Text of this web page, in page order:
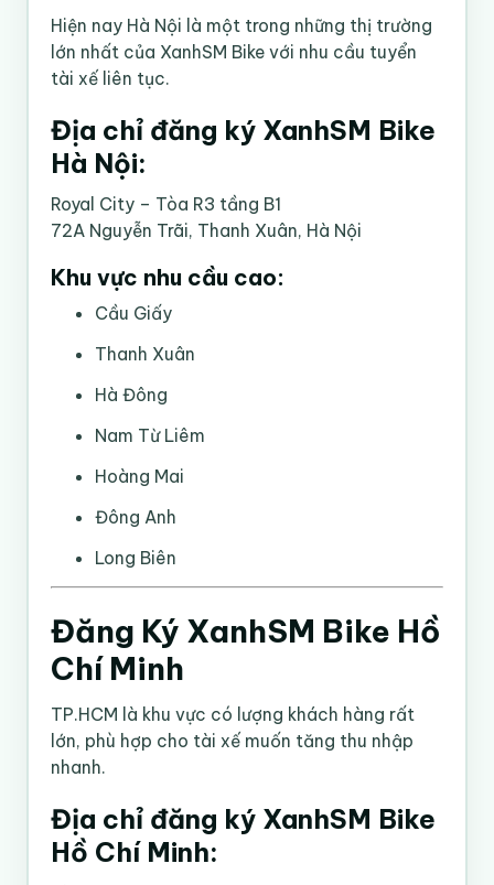
Hiện nay Hà Nội là một trong những thị trường
lớn nhất của XanhSM Bike với nhu cầu tuyển
tài xế liên tục.
Địa chỉ đăng ký XanhSM Bike
Hà Nội:
Royal City – Tòa R3 tầng B1
72A Nguyễn Trãi, Thanh Xuân, Hà Nội
Khu vực nhu cầu cao:
Cầu Giấy
Thanh Xuân
Hà Đông
Nam Từ Liêm
Hoàng Mai
Đông Anh
Long Biên
Đăng Ký XanhSM Bike Hồ
Chí Minh
TP.HCM là khu vực có lượng khách hàng rất
lớn, phù hợp cho tài xế muốn tăng thu nhập
nhanh.
Địa chỉ đăng ký XanhSM Bike
Hồ Chí Minh: